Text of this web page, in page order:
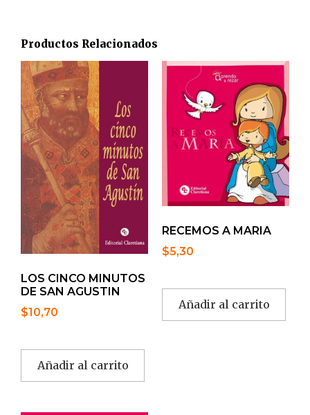
Productos Relacionados
LOS CINCO MINUTOS
DE SAN AGUSTIN
$10,70
Añadir al carrito
RECEMOS A MARIA
$5,30
Añadir al carrito